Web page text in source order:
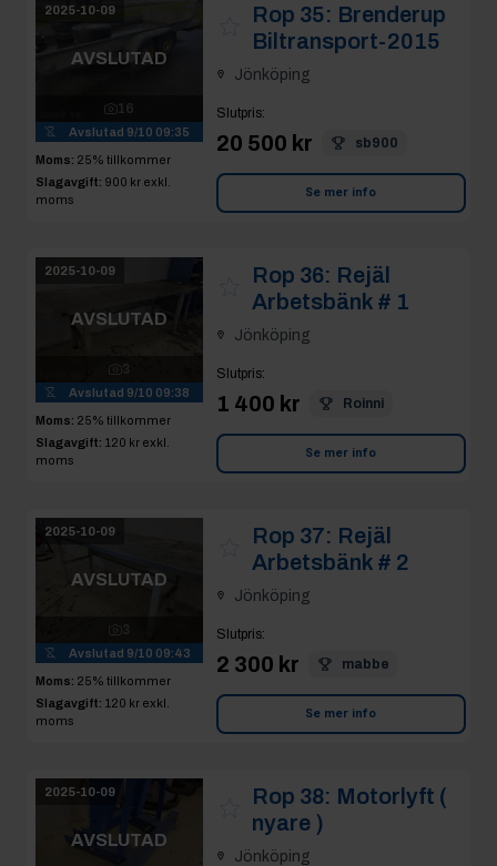
2025-10-09
AVSLUTAD
16
Avslutad 9/10 09:35
Moms: 25% tillkommer
Slagavgift: 900 kr exkl.
moms
Rop 35: Brenderup
Biltransport-2015
Jönköping
Slutpris:
20 500 kr sb900
Se mer info
2025-10-09
AVSLUTAD
3
Avslutad 9/10 09:38
Moms: 25% tillkommer
Slagavgift: 120 kr exkl.
moms
Rop 36: Rejäl
Arbetsbänk # 1
Jönköping
Slutpris:
1 400 kr Roinni
Se mer info
2025-10-09
AVSLUTAD
Avslutad 9/10 09:43
Moms: 25% tillkommer
Slagavgift: 120 kr exkl.
moms
Rop 37: Rejäl
Arbetsbänk # 2
Jönköping
Slutpris:
2 300 kr mabbe
Se mer info
2025-10-09
AVSLUTAD
Rop 38: Motorlyft (
nyare )
Jönköping